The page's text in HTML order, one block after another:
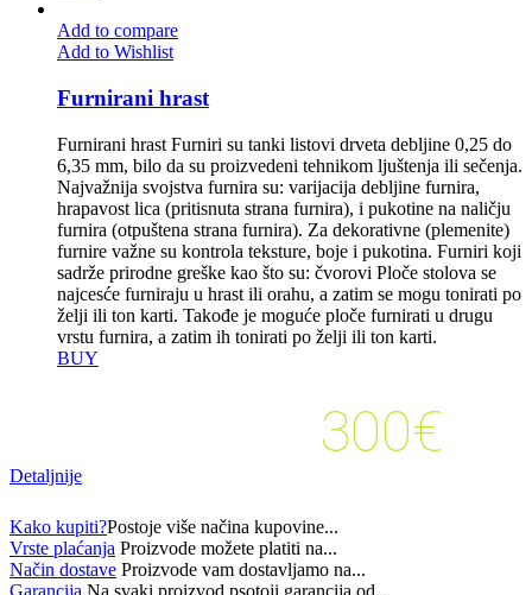
Add to compare
Add to Wishlist
Furnirani hrast
Furnirani hrast Furniri su tanki listovi drveta debljine 0,25 do
6,35 mm, bilo da su proizvedeni tehnikom ljuštenja ili sečenja.
Najvažnija svojstva furnira su: varijacija debljine furnira,
hrapavost lica (pritisnuta strana furnira), i pukotine na naličju
furnira (otpuštena strana furnira). Za dekorativne (plemenite)
furnire važne su kontrola teksture, boje i pukotina. Furniri koji
sadrže prirodne greške kao što su: čvorovi Ploče stolova se
najcesće furniraju u hrast ili orahu, a zatim se mogu tonirati po
želji ili ton karti. Takođe je moguće ploče furnirati u drugu
vrstu furnira, a zatim ih tonirati po želji ili ton karti.
BUY
300€
Detaljnije
Kako kupiti?Postoje više načina kupovine...
Vrste plaćanja Proizvode možete platiti na...
Način dostave Proizvode vam dostavljamo na...